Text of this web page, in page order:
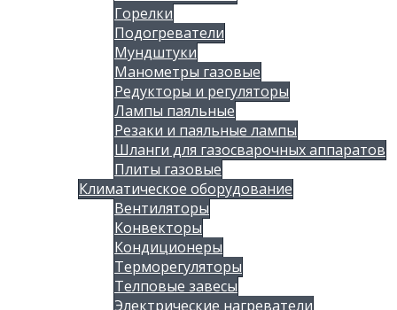
Горелки
Подогреватели
Мундштуки
Манометры газовые
Редукторы и регуляторы
Лампы паяльные
Резаки и паяльные лампы
Шланги для газосварочных аппаратов
Плиты газовые
Климатическое оборудование
Вентиляторы
Конвекторы
Кондиционеры
Терморегуляторы
Телповые завесы
Электрические нагреватели